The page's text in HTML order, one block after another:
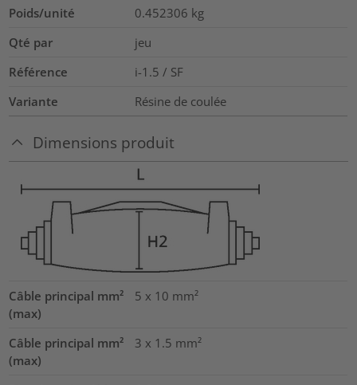
Poids/unité 0.452306 kg
Qté par
jeu
Référence
i-1.5 / SF
Variante
Résine de coulée
Dimensions produit
Câble principal mm²
(max)
5 x 10 mm²
Câble principal mm²
(max)
3 x 1.5 mm²